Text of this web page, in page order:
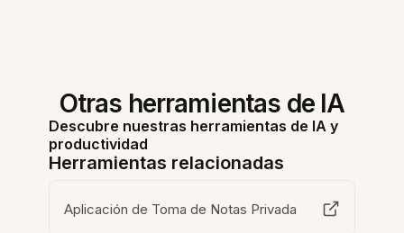
Otras herramientas de IA
Descubre nuestras herramientas de IA y
productividad
Herramientas relacionadas
Aplicación de Toma de Notas Privada